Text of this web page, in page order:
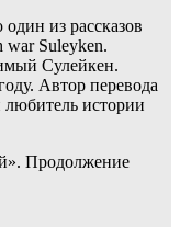
из рассказов
war Suleyken.
Сулейкен.
Автор перевода
любитель истории
Продолжение